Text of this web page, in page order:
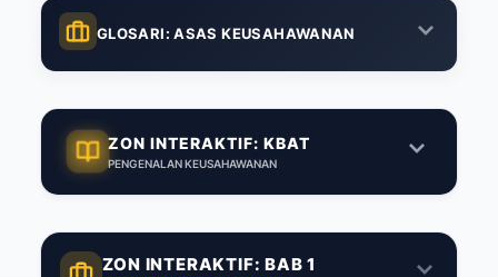
GLOSARI: ASAS KEUSAHAWANAN
ZON INTERAKTIF: KBAT
PENGENALAN KEUSAHAWANAN
ZON INTERAKTIF: BAB 1